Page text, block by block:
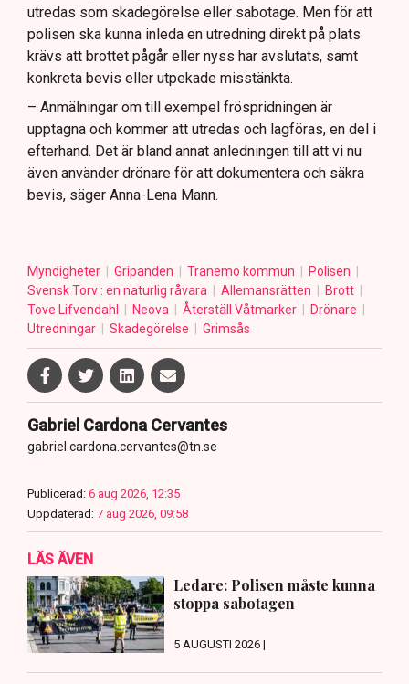
utredas som skadegörelse eller sabotage. Men för att
polisen ska kunna inleda en utredning direkt på plats
krävs att brottet pågår eller nyss har avslutats, samt
konkreta bevis eller utpekade misstänkta.
– Anmälningar om till exempel fröspridningen är
upptagna och kommer att utredas och lagföras, en del i
efterhand. Det är bland annat anledningen till att vi nu
även använder drönare för att dokumentera och säkra
bevis, säger Anna-Lena Mann.
Myndigheter Gripanden Tranemo kommun
Polisen
Svensk Torv : en naturlig råvara
Allemansrätten
Brott
Tove Lifvendahl
Neova Återställ Våtmarker
Drönare
Utredningar
Skadegörelse Grimsås
Gabriel Cardona Cervantes
gabriel.cardona.cervantes@tn.se
Publicerad: 6 aug 2026, 12:35
Uppdaterad: 7 aug 2026, 09:58
LÄS ÄVEN
Ledare: Polisen måste kunna
stoppa sabotagen
5 AUGUSTI 2026 |